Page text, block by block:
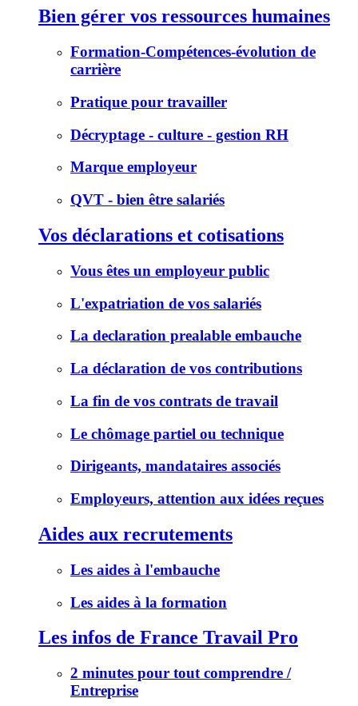
Bien gérer vos ressources humaines
Formation-Compétences-évolution de
carrière
Pratique pour travailler
Décryptage - culture - gestion RH
Marque employeur
QVT - bien être salariés
Vos déclarations et cotisations
Vous êtes un employeur public
L'expatriation de vos salariés
La declaration prealable embauche
La déclaration de vos contributions
La fin de vos contrats de travail
Le chômage partiel ou technique
Dirigeants, mandataires associés
Employeurs, attention aux idées reçues
Aides aux recrutements
Les aides à l'embauche
Les aides à la formation
Les infos de France Travail Pro
2 minutes pour tout comprendre /
Entreprise